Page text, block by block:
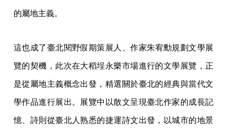
的屬地主義。
這也成了臺北閱野假期策展人、作家朱宥勳規劃文學展
覽的契機，此次在大稻埕永樂市場進行的文學展覽，正
是從屬地主義概念出發，精選關於臺北的經典與當代文
學作品進行展出。展覽中以散文呈現臺北作家的成長記
憶、詩則從臺北人熟悉的捷運詩文出發，以城市的地景